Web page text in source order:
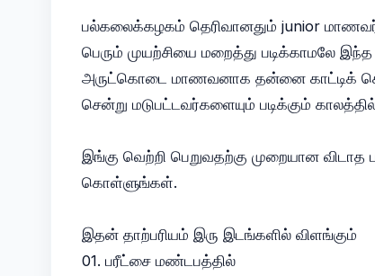
பல்கலைக்கழகம் தெரிவானதும் junior
பெரும் முயற்சியை மறைத்து படிக்காமலே
அருட்கொடை மாணவனாக தன்னை காட்டிக்
சென்று மடுபட்டவர்களையும் படிக்கும்
இங்கு வெற்றி பெறுவதற்கு முறையான விடாத
கொள்ளுங்கள்.
இதன் தாற்பரியம் இரு இடங்களில் விளங்கும்
01. பரீட்சை மண்டபத்தில்